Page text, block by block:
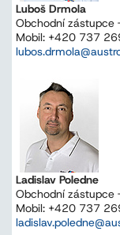
Luboš Drmola
Obchodní zástupce
Mobil: +420 737
Ladislav Poledne
Obchodní zástupce
Mobil: +420 737